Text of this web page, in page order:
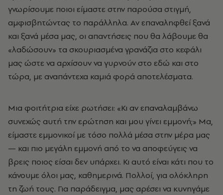
γνωρίσουμε ποιοι είμαστε στην παρούσα στιγμή,
αμφισβητώντας το παράλληλα. Αν επαναληφθεί ξανά
και ξανά μέσα μας, οι απαντήσεις που θα λάβουμε θα
«λαδώσουν» τα σκουριασμένα γρανάζια στο κεφάλι
μας ώστε να αρχίσουν να γυρνούν στο εδώ και στο
τώρα, με αναπάντεχα καμιά φορά αποτελέσματα.
Μια φοιτήτρια είχε ρωτήσει: «Κι αν επαναλαμβάνω
συνεχώς αυτή την ερώτηση και μου γίνει εμμονή;» Μα,
είμαστε εμμονικοί με τόσο πολλά μέσα στην μέρα μας
— και πιο μεγάλη εμμονή από το να αποφεύγεις να
βρεις ποιος είσαι δεν υπάρχει. Κι αυτό είναι κάτι που το
κάνουμε όλοι μας, καθημερινά. Πολλοί, για ολόκληρη
τη ζωή τους. Για παράδειγμα, μας αρέσει να κυνηγάμε